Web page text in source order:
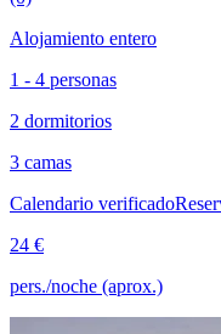
Alojamiento entero
1 - 4 personas
2 dormitorios
3 camas
Calendario verificado
24 €
pers./noche (aprox.)